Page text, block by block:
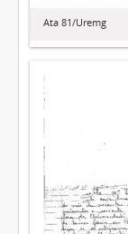
Ata 81/Uremg